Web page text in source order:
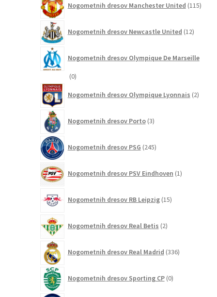
Nogometnih dresov Manchester United 115
Nogometnih dresov Newcastle United 12izdelkov
Nogometnih dresov Olympique De Marseille
00
Nogometnih dresov Olympique Lyonnais 2izdelka
Nogometnih dresov Porto 3izdelki
Nogometnih dresov PSG 245izdelkov
Nogometnih dresov PSV Eindhoven 1izdelek
Nogometnih dresov RB Leipzig 15izdelkov
Nogometnih dresov Real Betis 2izdelka
Nogometnih dresov Real Madrid 336izdelkov
Nogometnih dresov Sporting CP 0izdelkov